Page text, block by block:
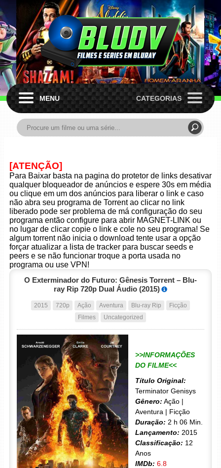
MENU CATEGORIAS
[ATENÇÃO]
Para Baixar basta na pagina do protetor de links desativar
qualquer bloqueador de anúncios e espere 30s em média
ou clique em um dos anúncios para liberar o link e caso
não abra seu programa de Torrent ao clicar no link
liberado pode ser problema de má configuração do seu
programa então configure para abrir MAGNET-LINK ou
no lugar de clicar copie o link e cole no seu programa! Se
algum torrent não inicia o download tente usar a opção
forçar atualizar a lista de tracker para buscar seeds e
peers e se não funcionar troque a porta usada no
programa ou use VPN!
O Exterminador do Futuro: Gênesis Torrent – Blu-
ray Rip 720p Dual Áudio (2015)
2015 720p Ação Aventura Blu-ray Rip
Ficção
Filmes
Uncategorized
>>INFORMAÇÕES
DO FILME<<
Título Original:
Terminator Genisys
Gênero: Ação |
Aventura | Ficção
Duração: 2 h 06 Min.
Lançamento: 2015
Classificação: 12
Anos
IMDb: 6.8